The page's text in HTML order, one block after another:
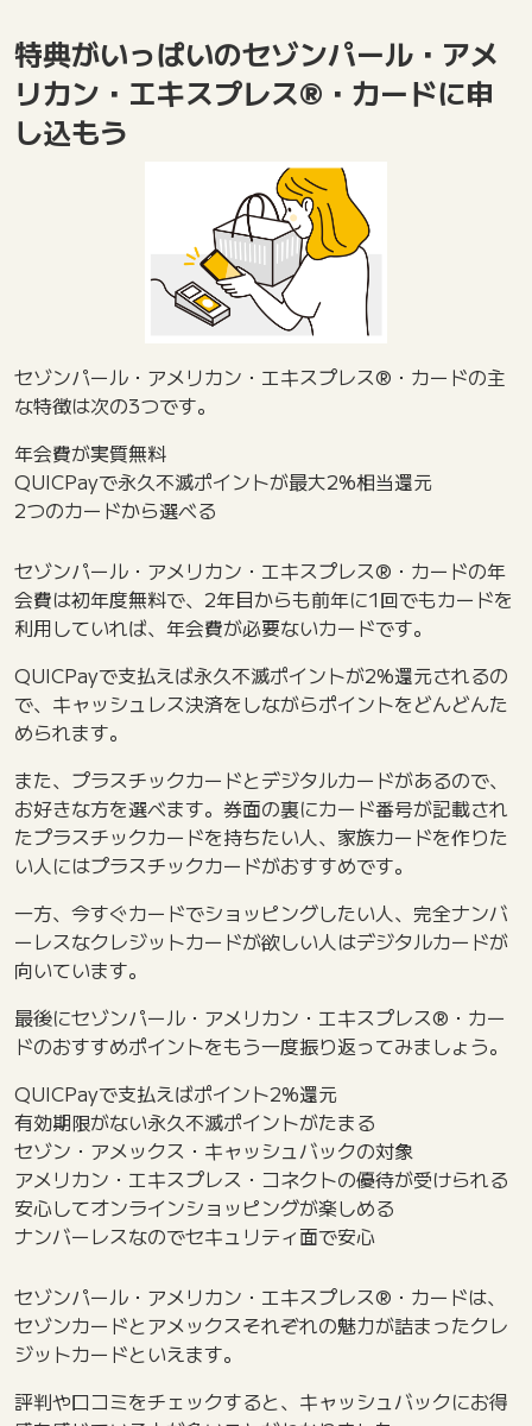
特典がいっぱいのセゾンパール・アメ
リカン・エキスプレス®・カードに申
し込もう
セゾンパール・アメリカン・エキスプレス®・カードの主
な特徴は次の3つです。
年会費が実質無料
QUICPayで永久不滅ポイントが最大2%相当還元
2つのカードから選べる
セゾンパール・アメリカン・エキスプレス®・カードの年
会費は初年度無料で、2年目からも前年に1回でもカードを
利用していれば、年会費が必要ないカードです。
QUICPayで支払えば永久不滅ポイントが2%還元されるの
で、キャッシュレス決済をしながらポイントをどんどんた
められます。
また、プラスチックカードとデジタルカードがあるので、
お好きな方を選べます。券面の裏にカード番号が記載され
たプラスチックカードを持ちたい人、家族カードを作りた
い人にはプラスチックカードがおすすめです。
一方、今すぐカードでショッピングしたい人、完全ナンバ
ーレスなクレジットカードが欲しい人はデジタルカードが
向いています。
最後にセゾンパール・アメリカン・エキスプレス®・カー
ドのおすすめポイントをもう一度振り返ってみましょう。
QUICPayで支払えばポイント2%還元
有効期限がない永久不滅ポイントがたまる
セゾン・アメックス・キャッシュバックの対象
アメリカン・エキスプレス・コネクトの優待が受けられる
安心してオンラインショッピングが楽しめる
ナンバーレスなのでセキュリティ面で安心
セゾンパール・アメリカン・エキスプレス®・カードは、
セゾンカードとアメックスそれぞれの魅力が詰まったクレ
ジットカードといえます。
評判や口コミをチェックすると、キャッシュバックにお得